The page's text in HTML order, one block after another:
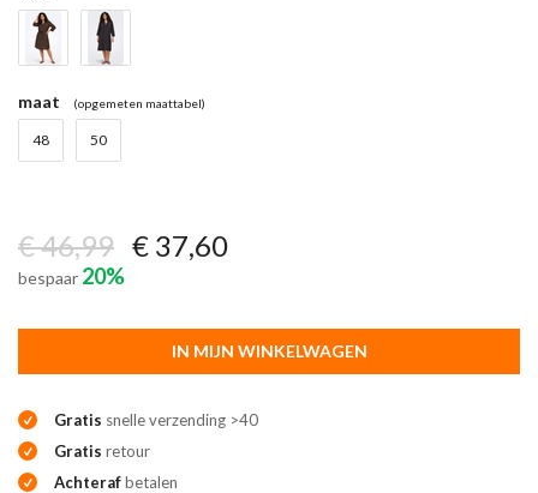
maat (opgemeten maattabel)
48 50
€ 46,99 € 37,60
bespaar 20%
IN MIJN WINKELWAGEN
Gratis snelle verzending >40
Gratis retour
Achterafbetalen